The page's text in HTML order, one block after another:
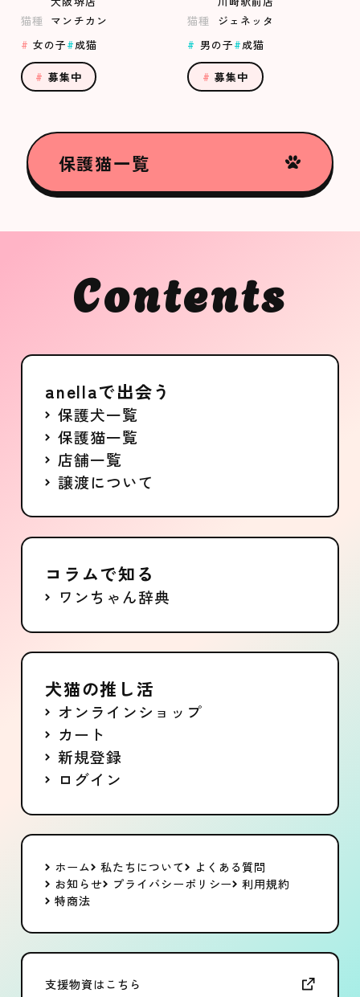
猫種
マンチカン
女の子
成猫
募集中
猫種
ジェネッタ
男の子
成猫
募集中
保護猫一覧
Contents
anellaで出会う
保護犬一覧
保護猫一覧
店舗一覧
譲渡について
コラムで知る
ワンちゃん辞典
犬猫の推し活
オンラインショップ
カート
新規登録
ログイン
ホーム 私たちについて
よくある質問
お知らせ
プライバシーポリシー 利用規約
特商法
支援物資はこちら